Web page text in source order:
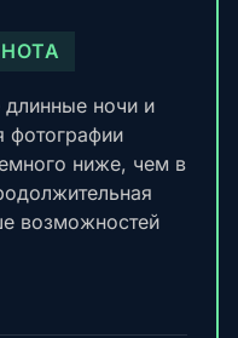
ночи и
фотографии
ниже, чем в
возможностей